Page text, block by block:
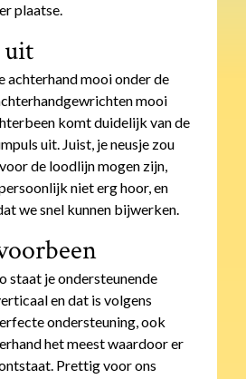
plaatse.
uit
achterhand mooi onder de
mooi
komt duidelijk van de
uit. Juist, je neusje zou
de loodlijn mogen zijn,
niet erg hoor, en
we snel kunnen bijwerken.
staat je ondersteunende
en dat is volgens
ondersteuning, ook
het meest waardoor er
Prettig voor ons